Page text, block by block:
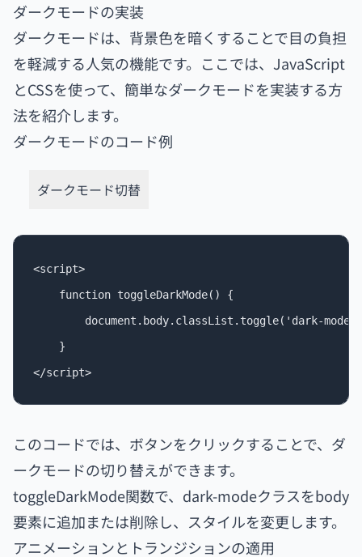
ダークモードの実装
ダークモードは、背景色を暗くすることで目の負担
を軽減する人気の機能です。ここでは、JavaScript
とCSSを使って、簡単なダークモードを実装する方
法を紹介します。
ダークモードのコード例
ダークモード切替
<script>
    function toggleDarkMode() {
document.body.classList.toggle('dark-
    }
このコードでは、ボタンをクリックすることで、ダ
ークモードの切り替えができます。
toggleDarkMode関数で、dark-modeクラスをbody
要素に追加または削除し、スタイルを変更します。
アニメーションとトランジションの適用